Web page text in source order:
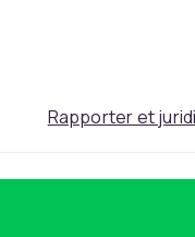
Rapporter et